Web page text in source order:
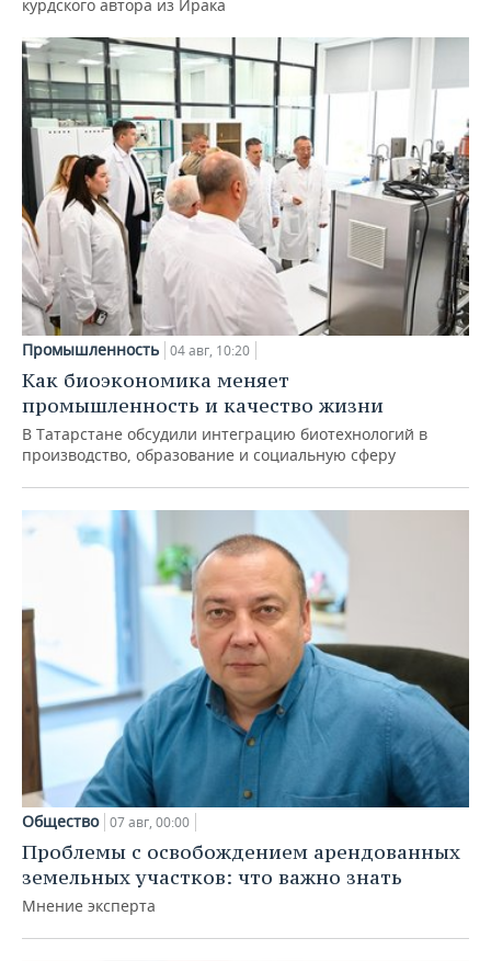
курдского автора из Ирака
Промышленность 04 авг, 10:20
Как биоэкономика меняет
промышленность и качество жизни
В Татарстане обсудили интеграцию биотехнологий в
производство, образование и социальную сферу
Общество 07 авг, 00:00
Проблемы с освобождением арендованных
земельных участков: что важно знать
Мнение эксперта